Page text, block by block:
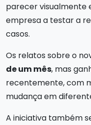
parecer visualmente
empresa a testar a
casos.
Os relatos sobre o
de um mês, mas
recentemente, com
mudança em
A iniciativa também